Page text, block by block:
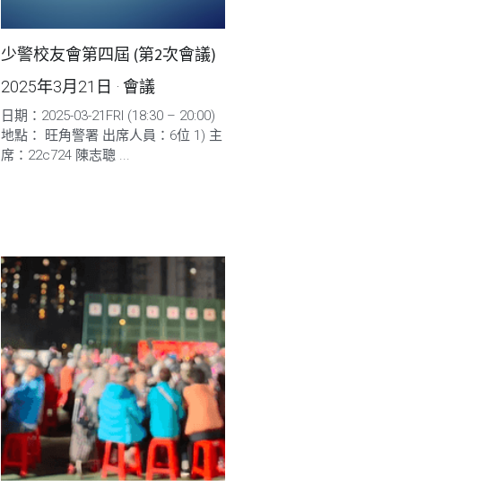
少警校友會第四屆 (第2次會議)
2025年3月21日 ·會議
日期：2025-03-21FRI (18:30 – 20:00)
地點： 旺角警署 出席人員：6位 1) 主
席：22c724 陳志聰 ...